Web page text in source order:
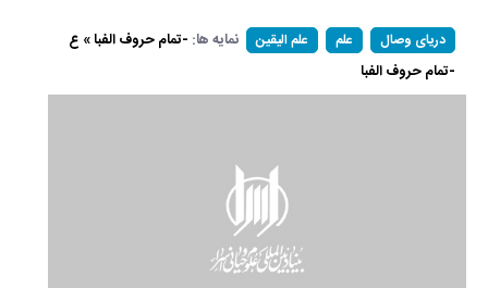
دریای وصال علم علم الیقین نمایه ها: -تمام حروف الفبا » ع
-تمام حروف الفبا